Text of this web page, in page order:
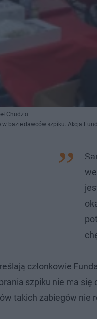
Chudzio
w bazie dawców szpiku. Akcja
członkowie
szpiku nie ma się
takich zabiegów nie